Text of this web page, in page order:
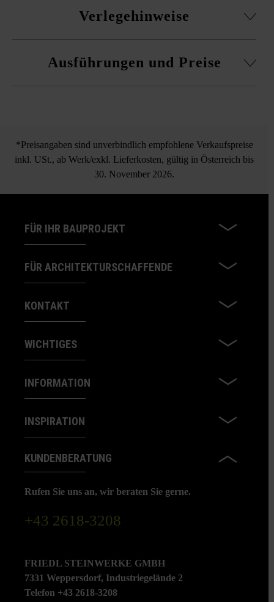
Bitte beachten Sie die Verlegehinweise und die
Verlegehinweise
Paletten und Lagen gemischt zu verlegen, um ein
Ausführungen und Preise
*Preisangaben sind unverbindlich empfohlene Verkaufspreise
inkl. USt., ab Werk/exkl. Lieferkosten, gültig in Österreich bis
30. November 2026.
FÜR IHR BAUPROJEKT
FÜR ARCHITEKTURSCHAFFENDE
KONTAKT
WICHTIGES
INFORMATION
INSPIRATION
KUNDENBERATUNG
Rufen Sie uns an, wir beraten Sie gerne.
+43 2618-3208
FRIEDL STEINWERKE GMBH
7331 Weppersdorf, Industriegelände 2
Telefon +43 2618-3208